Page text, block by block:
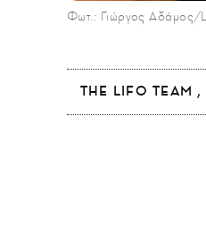
Φωτ.: Γιώργος Αδάμος/
THE LIFO TEAM